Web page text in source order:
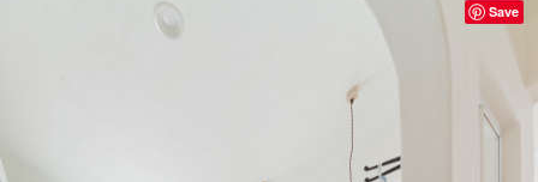
Save